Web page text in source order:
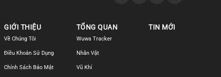
GIỚI THIỆU
Về Chúng Tôi
Điều Khoản Sử Dụng
Chính Sách Bảo Mật
TỔNG QUAN
Wuwa Tracker
Nhân Vật
Vũ Khí
TIN MỚI